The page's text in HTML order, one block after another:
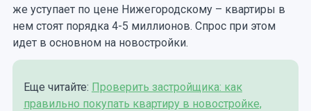
же уступает по цене Нижегородскому – квартиры в
нем стоят порядка 4-5 миллионов. Спрос при этом
идет в основном на новостройки.
Еще читайте: Проверить застройщика: как
правильно покупать квартиру в новостройке,